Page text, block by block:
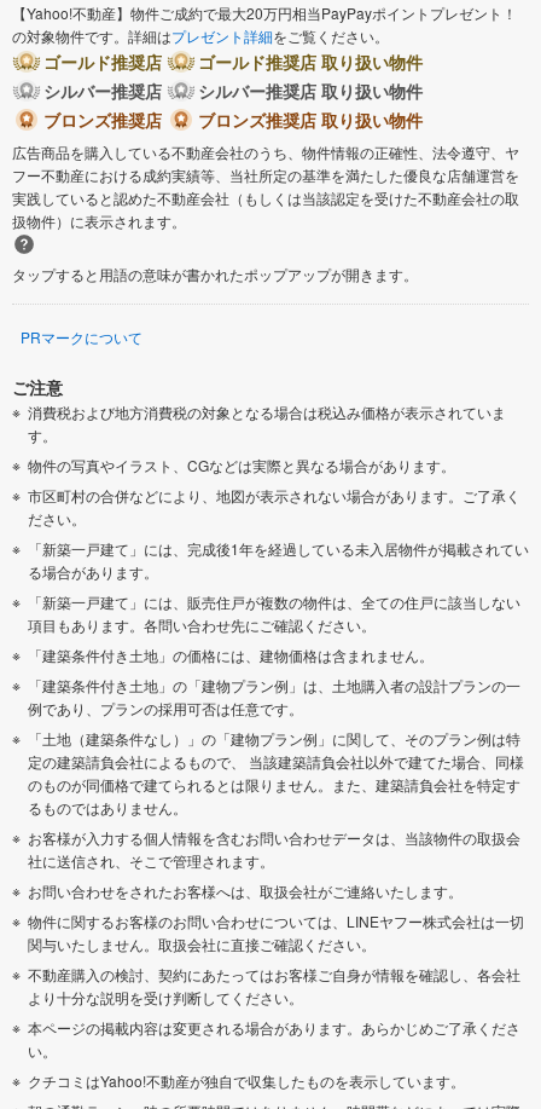
【Yahoo!不動産】物件ご成約で最大20万円相当PayPayポイントプレゼント！
の対象物件です。詳細はプレゼント詳細をご覧ください。
ゴールド推奨店
ゴールド推奨店 取り扱い物件
シルバー推奨店
シルバー推奨店 取り扱い物件
ブロンズ推奨店
ブロンズ推奨店 取り扱い物件
広告商品を購入している不動産会社のうち、物件情報の正確性、法令遵守、ヤ
フー不動産における成約実績等、当社所定の基準を満たした優良な店舗運営を
実践していると認めた不動産会社（もしくは当該認定を受けた不動産会社の取
扱物件）に表示されます。
タップすると用語の意味が書かれたポップアップが開きます。
PRマークについて
ご注意
消費税および地方消費税の対象となる場合は税込み価格が表示されていま
す。
物件の写真やイラスト、CGなどは実際と異なる場合があります。
市区町村の合併などにより、地図が表示されない場合があります。ご了承く
ださい。
「新築一戸建て」には、完成後1年を経過している未入居物件が掲載されてい
る場合があります。
「新築一戸建て」には、販売住戸が複数の物件は、全ての住戸に該当しない
項目もあります。各問い合わせ先にご確認ください。
「建築条件付き土地」の価格には、建物価格は含まれません。
「建築条件付き土地」の「建物プラン例」は、土地購入者の設計プランの一
例であり、プランの採用可否は任意です。
「土地（建築条件なし）」の「建物プラン例」に関して、そのプラン例は特
定の建築請負会社によるもので、 当該建築請負会社以外で建てた場合、同様
のものが同価格で建てられるとは限りません。また、建築請負会社を特定す
るものではありません。
お客様が入力する個人情報を含むお問い合わせデータは、当該物件の取扱会
社に送信され、そこで管理されます。
お問い合わせをされたお客様へは、取扱会社がご連絡いたします。
物件に関するお客様のお問い合わせについては、LINEヤフー株式会社は一切
関与いたしません。取扱会社に直接ご確認ください。
不動産購入の検討、契約にあたってはお客様ご自身が情報を確認し、各会社
より十分な説明を受け判断してください。
本ページの掲載内容は変更される場合があります。あらかじめご了承くださ
い。
クチコミはYahoo!不動産が独自で収集したものを表示しています。